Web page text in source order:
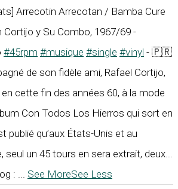
Arrecotin Arrecotan / Bamba Cure
Cortijo y Su Combo, 1967/69 -
#45rpm #musique #single #vinyl - 🇵🇷
de son fidèle ami, Rafael Cortijo,
cette fin des années 60, à la mode
Con Todos Los Hierros qui sort en
publié qu’aux États-Unis et au
seul un 45 tours en sera extrait, deux...
: ... See MoreSee Less